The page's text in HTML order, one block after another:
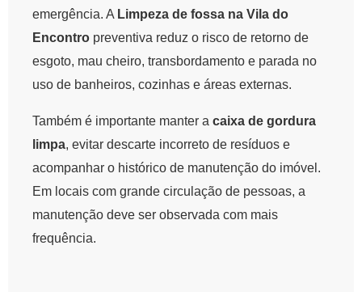
emergência. A Limpeza de fossa na Vila do
Encontro preventiva reduz o risco de retorno de
esgoto, mau cheiro, transbordamento e parada no
uso de banheiros, cozinhas e áreas externas.
Também é importante manter a caixa de gordura
limpa, evitar descarte incorreto de resíduos e
acompanhar o histórico de manutenção do imóvel.
Em locais com grande circulação de pessoas, a
manutenção deve ser observada com mais
frequência.